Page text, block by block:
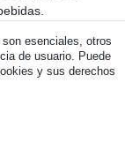
pierde su
clara y limpia a
gama,
causar
esenciales, otros
de usuario. Puede
y sus derechos